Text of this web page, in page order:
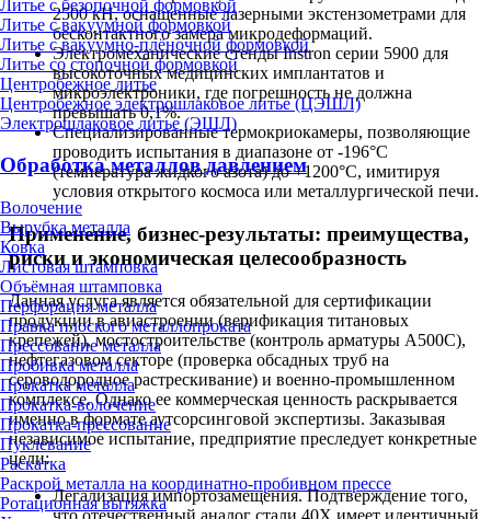
Литье с безопочной формовкой
Литье с вакуумной формовкой
Литье с вакуумно-плёночной формовкой
Литье со стопочной формовкой
Центробежное литье
Центробежное электрошлаковое литье (ЦЭШЛ)
Электрошлаковое литье (ЭШЛ)
Обработка металлов давлением
Волочение
Вырубка металла
Ковка
Листовая штамповка
Объёмная штамповка
Перфорация металла
Правка плоского металлопроката
Прессование металла
Пробивка металла
Прокатка металла
Прокатка-волочение
Прокатка-прессование
Пуклевание
Раскатка
Раскрой металла на координатно-пробивном прессе
Ротационная вытяжка
2500 кН, оснащенные лазерными экстензометрами для
бесконтактного замера микродеформаций.
Электромеханические стенды Instron серии 5900 для
высокоточных медицинских имплантатов и
микроэлектроники, где погрешность не должна
превышать 0,1%.
Специализированные термокриокамеры, позволяющие
проводить испытания в диапазоне от -196°C
(температура жидкого азота) до +1200°C, имитируя
условия открытого космоса или металлургической печи.
Применение, бизнес-результаты: преимущества,
риски и экономическая целесообразность
Данная услуга является обязательной для сертификации
продукции в авиастроении (верификация титановых
крепежей), мостостроительстве (контроль арматуры А500С),
нефтегазовом секторе (проверка обсадных труб на
сероводородное растрескивание) и военно-промышленном
комплексе. Однако ее коммерческая ценность раскрывается
именно в формате аутсорсинговой экспертизы. Заказывая
независимое испытание, предприятие преследует конкретные
цели:
Легализация импортозамещения. Подтверждение того,
что отечественный аналог стали 40Х имеет идентичный